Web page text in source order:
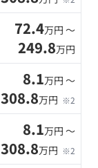
72.4万円 〜
249.8万円
8.1万円 〜
308.8万円 ※2
8.1万円 〜
308.8万円 ※2